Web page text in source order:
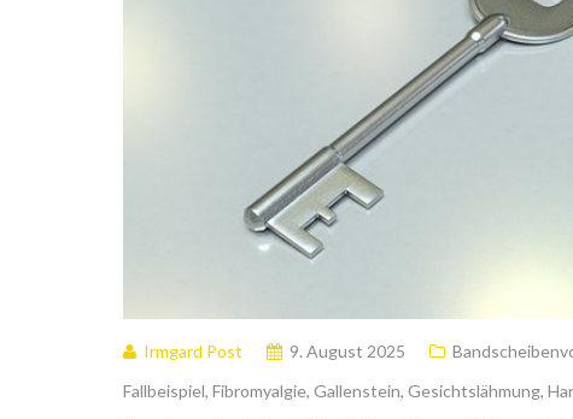
Irmgard Post 9. August 2025
Fallbeispiel, Fibromyalgie, Gallenstein, Gesichtslähmung,